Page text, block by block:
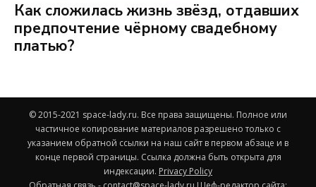
Как сложилась жизнь звёзд, отдавших
предпочтение чёрному свадебному
платью?
© 2015-2021 space-lady.ru. Все права защищены. Полное или
частичное копирование материалов разрешено только с
указанием обратной ссылки на наш сайт в первом абзаце и в
конце первой страницы. Ссылка должна быть открыта для
индексации. Privacy Policy